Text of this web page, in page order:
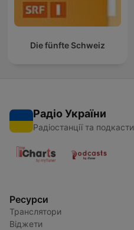
Die fünfte Schweiz
Радіо України
Радіостанції та подкасти
Ресурси
Транслятори
Віджети